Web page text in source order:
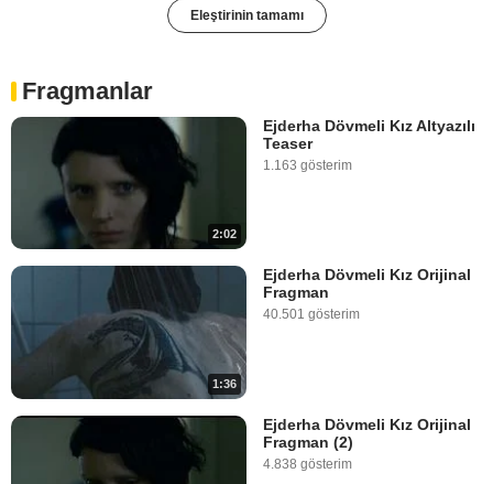
Eleştirinin tamamı
Fragmanlar
2:02
Ejderha Dövmeli Kız Altyazılı
Teaser
1.163 gösterim
1:36
Ejderha Dövmeli Kız Orijinal
Fragman
40.501 gösterim
Ejderha Dövmeli Kız Orijinal
Fragman (2)
4.838 gösterim